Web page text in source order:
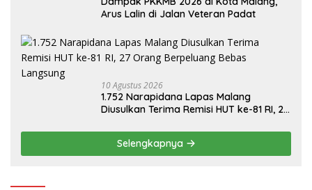
Arus Lalin di Jalan Veteran Padat
10 Agustus 2026
1.752 Narapidana Lapas Malang
Diusulkan Terima Remisi HUT ke-81 RI, 27
Selengkapnya